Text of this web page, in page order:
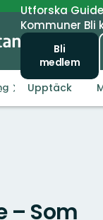
Utforska
Kommuner Bli
Bli
medlem
Ryan Roxie –
Upptäck
– Som